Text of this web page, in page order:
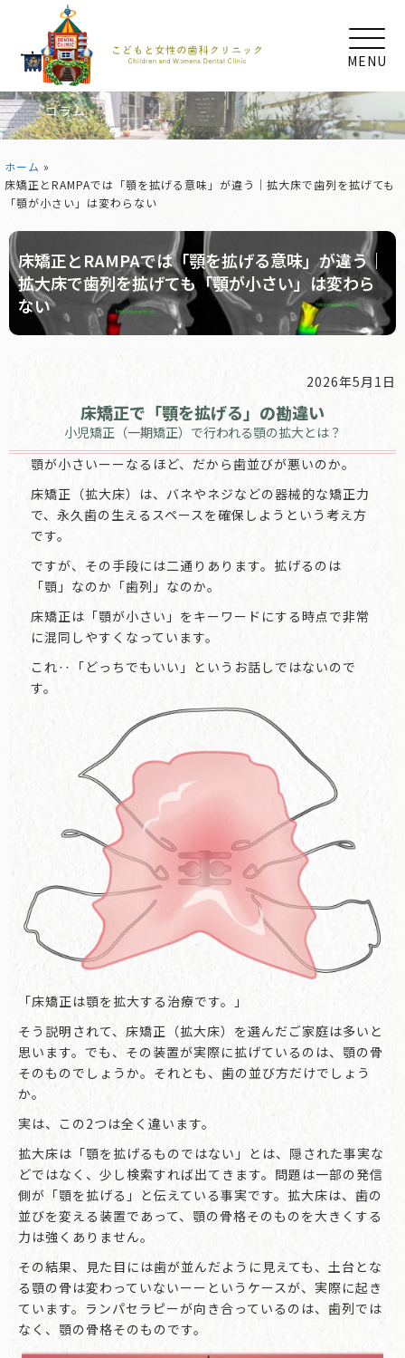
MENU
コラム
ホーム »
床矯正とRAMPAでは「顎を拡げる意味」が違う｜拡大床で歯列を拡げても
「顎が小さい」は変わらない
床矯正とRAMPAでは「顎を拡げる意味」が違う｜
拡大床で歯列を拡げても「顎が小さい」は変わら
ない
2026年5月1日
床矯正で「顎を拡げる」の勘違い
小児矯正（一期矯正）で行われる顎の拡大とは？
顎が小さいーーなるほど、だから歯並びが悪いのか。
床矯正（拡大床）は、バネやネジなどの器械的な矯正力
で、永久歯の生えるスペースを確保しようという考え方
です。
ですが、その手段には二通りあります。拡げるのは
「顎」なのか「歯列」なのか。
床矯正は「顎が小さい」をキーワードにする時点で非常
に混同しやすくなっています。
これ‥「どっちでもいい」というお話しではないので
す。
「床矯正は顎を拡大する治療です。」
そう説明されて、床矯正（拡大床）を選んだご家庭は多いと
思います。でも、その装置が実際に拡げているのは、顎の骨
そのものでしょうか。それとも、歯の並び方だけでしょう
か。
実は、この2つは全く違います。
拡大床は「顎を拡げるものではない」とは、隠された事実な
どではなく、少し検索すれば出てきます。問題は一部の発信
側が「顎を拡げる」と伝えている事実です。拡大床は、歯の
並びを変える装置であって、顎の骨格そのものを大きくする
力は強くありません。
その結果、見た目には歯が並んだように見えても、土台とな
る顎の骨は変わっていないーーというケースが、実際に起き
ています。ランパセラピーが向き合っているのは、歯列では
なく、顎の骨格そのものです。